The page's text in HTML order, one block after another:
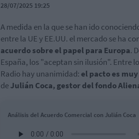
28/07/2025 19:25
A medida en la que se han ido
entre la UE y EE.UU. el mercado se ha
acuerdo sobre el papel para Europa.
España, los "aceptan sin ilusión". Entre
Radio hay unanimidad: el pacto es
deJulián Coca, gestor del fondo
Análisis del Acuerdo Comercial con Julián Coca